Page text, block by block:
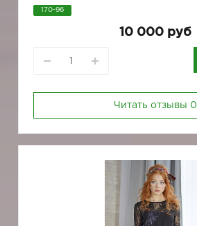
170-96
10 000 руб
Читать отзывы 0